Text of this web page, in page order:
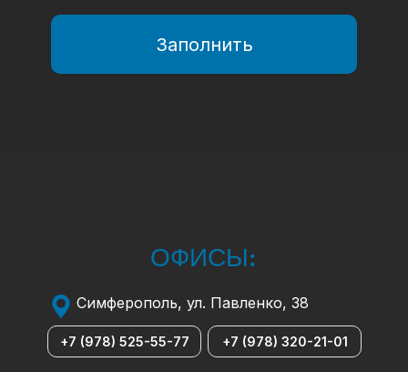
Заполнить
Симферополь, ул. Павленко, 38
ОФИСЫ:
+7 (978) 320-21-01
+7 (978) 525-55-77